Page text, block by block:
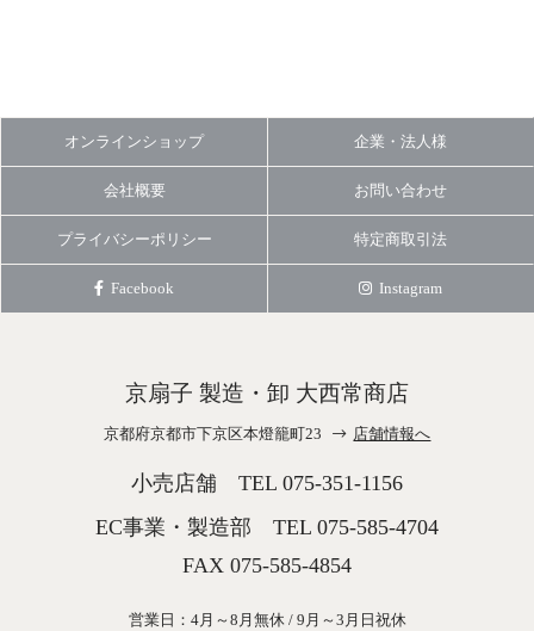
オンラインショップ 企業・法人様
会社概要 お問い合わせ
プライバシーポリシー 特定商取引法
Facebook Instagram
京扇子 製造・卸 大西常商店
京都府京都市下京区本燈籠町23 店舗情報へ
小売店舗 TEL 075-351-1156
EC事業・製造部 TEL 075-585-4704
FAX 075-585-4854
営業日：4月～8月無休 / 9月～3月日祝休